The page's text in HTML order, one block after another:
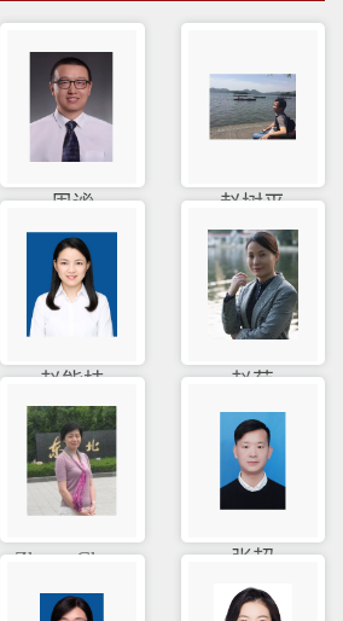
周谧 赵树平
赵能桂 赵菊
Zhang Che... 张超